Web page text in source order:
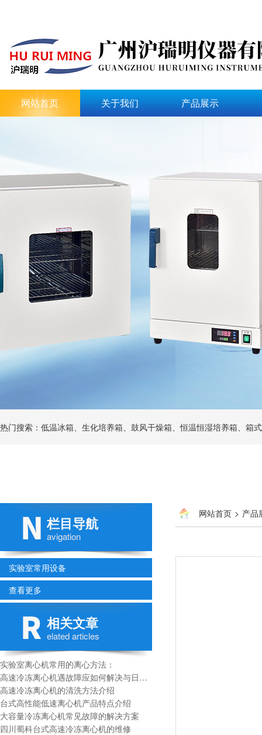
网站首页 关于我们 产品展示
热门搜索：低温冰箱、生化培养箱、鼓风干燥箱、恒温恒湿培养箱、箱
栏目导航
avigation
实验室常用设备
查看更多
相关文章
elated articles
实验室离心机常用的离心方法：
高速冷冻离心机遇故障应如何解决与日常维护
高速冷冻离心机的清洗方法介绍
台式高性能低速离心机产品特点介绍
大容量冷冻离心机常见故障的解决方案
四川蜀科台式高速冷冻离心机的维修
网站首页 > 产品